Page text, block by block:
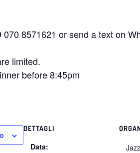
8571621 or send a text on
limited.
before 8:45pm
DETTAGLI
Data: